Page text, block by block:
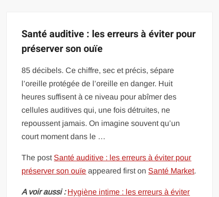
Santé auditive : les erreurs à éviter pour
préserver son ouïe
85 décibels. Ce chiffre, sec et précis, sépare
l’oreille protégée de l’oreille en danger. Huit
heures suffisent à ce niveau pour abîmer des
cellules auditives qui, une fois détruites, ne
repoussent jamais. On imagine souvent qu’un
court moment dans le …
The post Santé auditive : les erreurs à éviter pour
préserver son ouïe appeared first on Santé Market.
A voir aussi : Hygiène intime : les erreurs à éviter